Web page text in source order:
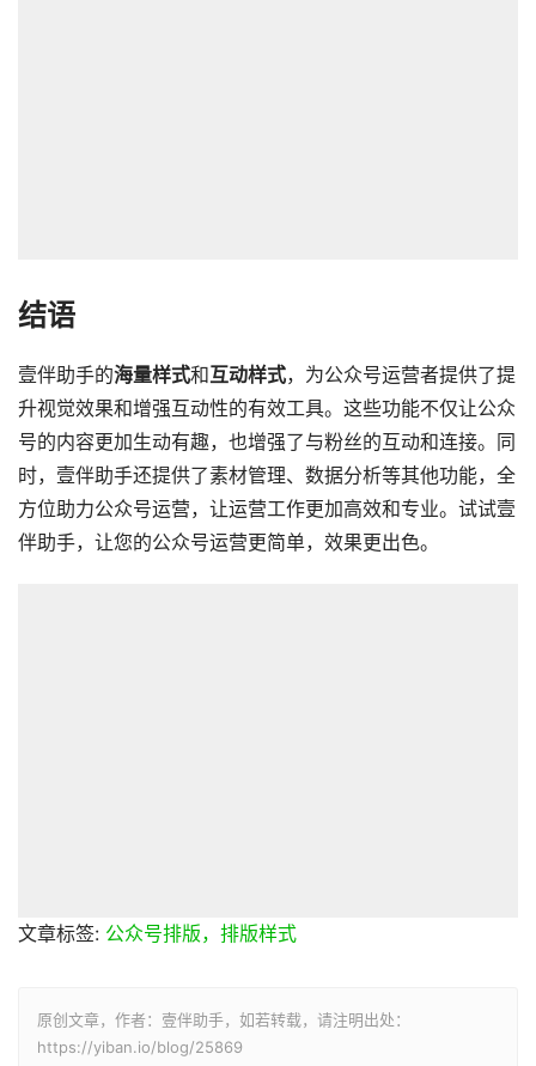
结语
壹伴助手的海量样式和互动样式，为公众号运营者提供了提
升视觉效果和增强互动性的有效工具。这些功能不仅让公众
号的内容更加生动有趣，也增强了与粉丝的互动和连接。同
时，壹伴助手还提供了素材管理、数据分析等其他功能，全
方位助力公众号运营，让运营工作更加高效和专业。试试壹
伴助手，让您的公众号运营更简单，效果更出色。
文章标签: 公众号排版，排版样式
原创文章，作者：壹伴助手，如若转载，请注明出处：
https://yiban.io/blog/25869